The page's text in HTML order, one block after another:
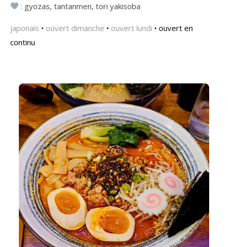
: gyozas, tantanmen, tori yakisoba
japonais • ouvert dimanche • ouvert lundi • ouvert en
continu